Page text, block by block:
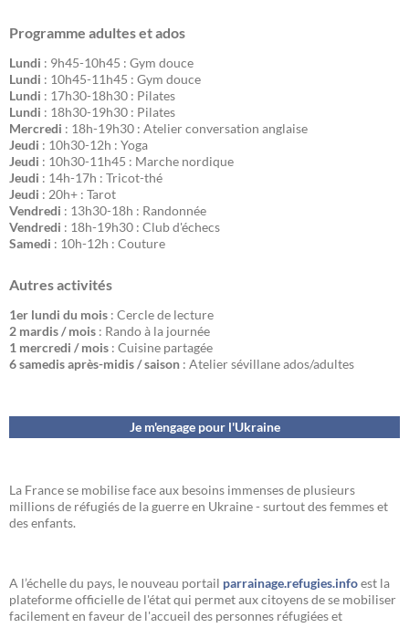
Programme adultes et ados
Lundi : 9h45-10h45 : Gym douce
Lundi : 10h45-11h45 : Gym douce
Lundi : 17h30-18h30 : Pilates
Lundi : 18h30-19h30 : Pilates
Mercredi : 18h-19h30 : Atelier conversation anglaise
Jeudi : 10h30-12h : Yoga
Jeudi : 10h30-11h45 : Marche nordique
Jeudi : 14h-17h : Tricot-thé
Jeudi : 20h+ : Tarot
Vendredi : 13h30-18h : Randonnée
Vendredi : 18h-19h30 : Club d'échecs
Samedi : 10h-12h : Couture
Autres activités
1er lundi du mois : Cercle de lecture
2 mardis / mois : Rando à la journée
1 mercredi / mois : Cuisine partagée
6 samedis après-midis / saison : Atelier sévillane ados/adultes
Je m'engage pour l'Ukraine
La France se mobilise face aux besoins immenses de plusieurs
millions de réfugiés de la guerre en Ukraine - surtout des femmes et
des enfants.
A l’échelle du pays, le nouveau portail parrainage.refugies.infoest la
plateforme officielle de l'état qui permet aux citoyens de se mobiliser
facilement en faveur de l'accueil des personnes réfugiées et